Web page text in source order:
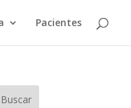
Pacientes
Buscar